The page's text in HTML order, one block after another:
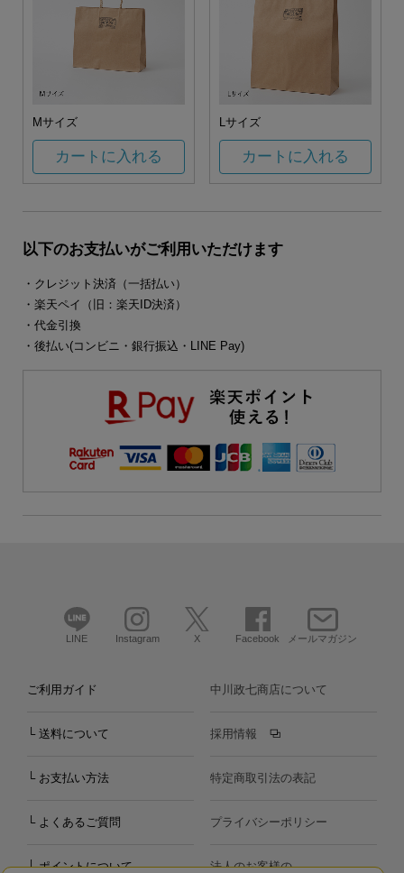
Mサイズ
カートに入れる
Lサイズ
カートに入れる
以下のお支払いがご利用いただけます
・クレジット決済（一括払い）
・楽天ペイ（旧：楽天ID決済）
・代金引換
・後払い(コンビニ・銀行振込・LINE Pay)
LINE Instagram X Facebook メールマガジン
ご利用ガイド
└ 送料について
└ お支払い方法
└ よくあるご質問
└ ポイントについて
中川政七商店について
採用情報
特定商取引法の表記
プライバシーポリシー
法人のお客様の